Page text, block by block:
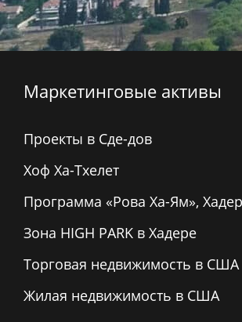
Маркетинговые активы
Проекты в Сде-дов
Хоф Ха-Тхелет
Программа «Рова Ха-Ям»,
Зона HIGH PARK в Хадере
Торговая недвижимость в США
Жилая недвижимость в США